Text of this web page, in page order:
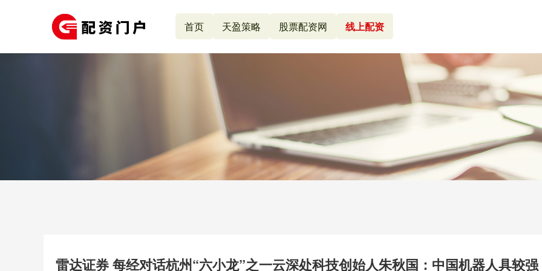
首页 天盈策略 股票配资网 线上配资
雷达证券 每经对话杭州“六小龙”之一云深处科技创始人朱秋国：中国机器人具较强